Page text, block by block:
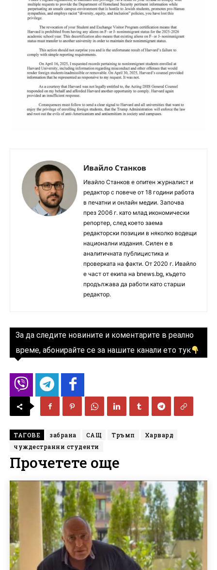
Ивайло Станков
Ивайло Станков е опитен журналист и
редактор с повече от 18 години работа
в печатни и онлайн медии. Започва
през 2006 г. като млад икономически
репортер, след което заема
редакторски позиции в няколко водещи
национални издания. Силен е в
аналитичната публицистика и
проверката на факти. От 2020 г. Ивайло
е част от екипа на bnews.bg, където
продължава да работи като старши
редактор.
За да следите новините и коментарите в реално
време, абонирайте се за нашите канали ето тук
ТАГОВЕ забрана САЩ Тръмп
Харвард
чуждестранни студенти
Прочетете още